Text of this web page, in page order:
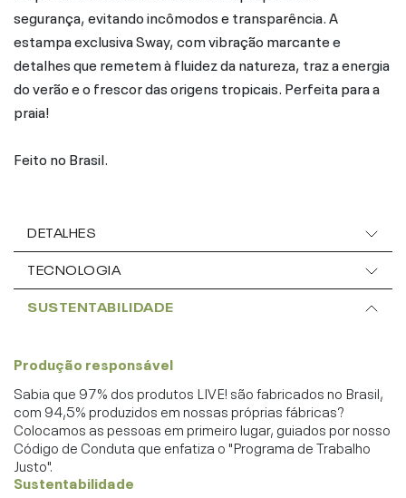
segurança, evitando incômodos e transparência. A
estampa exclusiva Sway, com vibração marcante e
detalhes que remetem à fluidez da natureza, traz a energia
do verão e o frescor das origens tropicais. Perfeita para a
praia!
Feito no Brasil.
DETALHES
TECNOLOGIA
SUSTENTABILIDADE
Produção responsável
Sabia que 97% dos produtos LIVE! são fabricados no Brasil,
com 94,5% produzidos em nossas próprias fábricas?
Colocamos as pessoas em primeiro lugar, guiados por nosso
Código de Conduta que enfatiza o "Programa de Trabalho
Justo".
Sustentabilidade